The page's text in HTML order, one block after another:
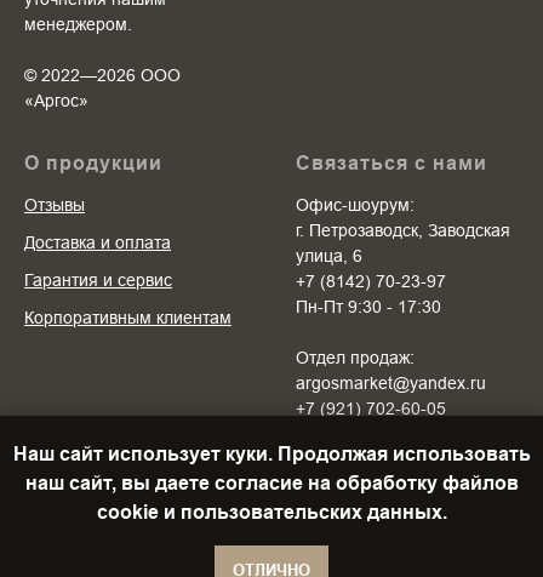
менеджером.
© 2022—2026 ООО
«Аргоc»
О продукции
Отзывы
Доставка и оплата
Гарантия и сервис
Корпоративным клиентам
Связаться с нами
Офис-шоурум:
г. Петрозаводск, Заводская
улица, 6
+7 (8142) 70-23-97
Пн-Пт 9:30 - 17:30
Отдел продаж:
argosmarket@yandex.ru
+7 (921) 702-60-05
Cб-Вс 10:00 - 18:00
Наш сайт использует куки. Продолжая использовать
наш сайт, вы даете согласие на обработку файлов
cookie и пользовательских данных.
ОТЛИЧНО